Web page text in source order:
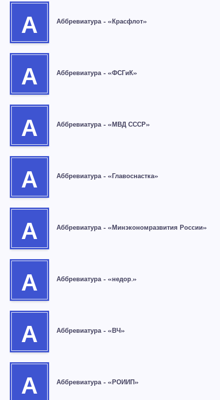
А Аббревиатура – «Красфлот»
А Аббревиатура – «ФСГиК»
А Аббревиатура – «МВД СССР»
А Аббревиатура – «Главоснастка»
А Аббревиатура – «Минэкономразвития России»
А Аббревиатура – «недор.»
А Аббревиатура – «ВЧ»
А Аббревиатура – «РОИИП»